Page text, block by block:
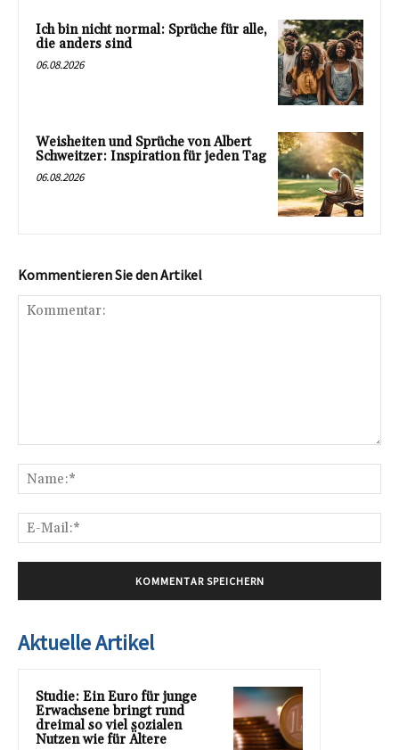
Ich bin nicht normal: Sprüche für alle,
die anders sind
06.08.2026
Weisheiten und Sprüche von Albert
Schweitzer: Inspiration für jeden Tag
06.08.2026
Kommentieren Sie den Artikel
Aktuelle Artikel
Studie: Ein Euro für junge
Erwachsene bringt rund
dreimal so viel sozialen
Nutzen wie für Ältere